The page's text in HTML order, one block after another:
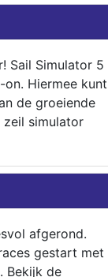
Sail Simulator 5
Hiermee kunt
de groeiende
zeil simulator
afgerond.
gestart met
Bekijk de